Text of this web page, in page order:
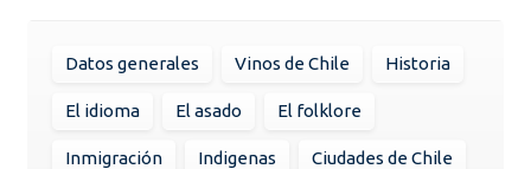
Datos generales Vinos de Chile Historia
El idioma El asado El folklore
Inmigración Indigenas Ciudades de Chile